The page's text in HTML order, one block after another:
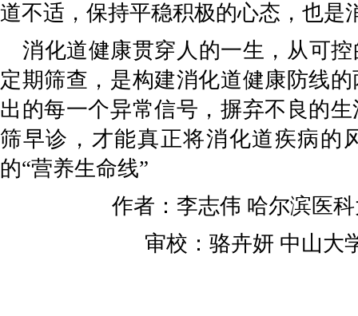
道不适，保持平稳积极的心态，也是
消化道健康贯穿人的一生，从可
定期筛查，是构建消化道健康防线
出的每一个异常信号，摒弃不良的
筛早诊，才能真正将消化道疾病的
的“营养生命线”
作者： 李志伟 哈尔滨医
审校： 骆卉妍 中山大